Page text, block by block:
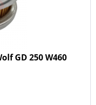
GD 250 W460